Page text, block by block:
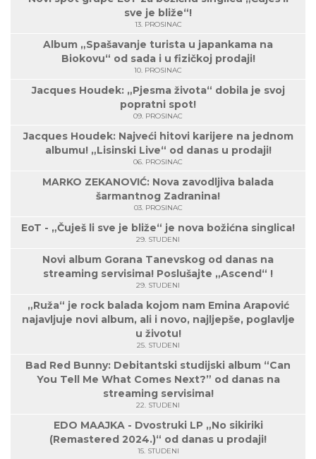
sve je bliže“!
13. PROSINAC
Album „Spašavanje turista u japankama na
Biokovu“ od sada i u fizičkoj prodaji!
10. PROSINAC
Jacques Houdek: „Pjesma života“ dobila je svoj
popratni spot!
09. PROSINAC
Jacques Houdek: Najveći hitovi karijere na jednom
albumu! „Lisinski Live“ od danas u prodaji!
06. PROSINAC
MARKO ZEKANOVIĆ: Nova zavodljiva balada
šarmantnog Zadranina!
03. PROSINAC
EoT - „Čuješ li sve je bliže“ je nova božićna singlica!
29. STUDENI
Novi album Gorana Tanevskog od danas na
streaming servisima! Poslušajte „Ascend“ !
29. STUDENI
„Ruža“ je rock balada kojom nam Emina Arapović
najavljuje novi album, ali i novo, najljepše, poglavlje
u životu!
25. STUDENI
Bad Red Bunny: Debitantski studijski album “Can
You Tell Me What Comes Next?” od danas na
streaming servisima!
22. STUDENI
EDO MAAJKA - Dvostruki LP „No sikiriki
(Remastered 2024.)“ od danas u prodaji!
15. STUDENI